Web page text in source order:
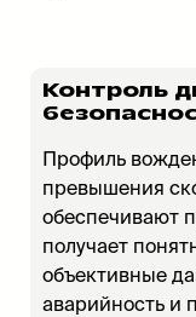
Контроль
Профиль
превышения
обеспечивают
получает
объективные
аварийность и